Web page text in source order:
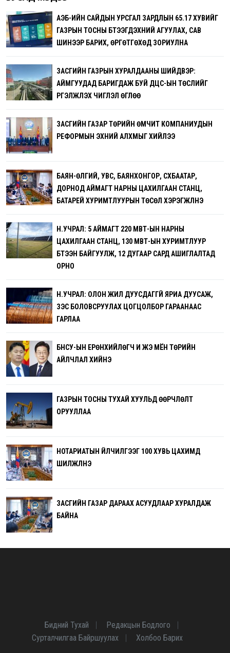
АҮЭБ-ИЙН САЙДЫН УРСГАЛ ЗАРДЛЫН 65.17 ХУВИЙГ
ГАЗРЫН ТОСНЫ БҮТЭЭГДЭХҮҮНИЙ АГУУЛАХ, САВ
ШИНЭЭР БАРИХ, ӨРГӨТГӨХӨД ЗОРИУЛНА
ЗАСГИЙН ГАЗРЫН ХУРАЛДААНЫ ШИЙДВЭР:
АЙМГУУДАД БАРИГДАЖ БУЙ ДЦС-ЫН ТӨСЛИЙГ
ҮРГЭЛЖҮҮЛЭХ ЧИГЛЭЛ ӨГЛӨӨ
ЗАСГИЙН ГАЗАР ТӨРИЙН ӨМЧИТ КОМПАНИУДЫН
РЕФОРМЫН ЭХНИЙ АЛХМЫГ ХИЙЛЭЭ
БАЯН-ӨЛГИЙ, УВС, БАЯНХОНГОР, СҮХБААТАР,
ДОРНОД АЙМАГТ НАРНЫ ЦАХИЛГААН СТАНЦ,
БАТАРЕЙ ХУРИМТЛУУРЫН ТӨСӨЛ ХЭРЭГЖҮҮЛНЭ
Н.УЧРАЛ: 5 АЙМАГТ 220 МВТ-ЫН НАРНЫ
ЦАХИЛГААН СТАНЦ, 130 МВТ-ЫН ХУРИМТЛУУР
БҮТЭЭН БАЙГУУЛЖ, 12 ДУГААР САРД АШИГЛАЛТАД
ОРНО
Н.УЧРАЛ: ОЛОН ЖИЛ ДУУСДАГГҮЙ ЯРИА ДУУСАЖ,
ЗЭС БОЛОВСРУУЛАХ ЦОГЦОЛБОР ГАРААНААС
ГАРЛАА
БНСУ-ЫН ЕРӨНХИЙЛӨГЧ И ЖЭ МЁН ТӨРИЙН
АЙЛЧЛАЛ ХИЙНЭ
ГАЗРЫН ТОСНЫ ТУХАЙ ХУУЛЬД ӨӨРЧЛӨЛТ
ОРУУЛЛАА
НОТАРИАТЫН ҮЙЛЧИЛГЭЭГ 100 ХУВЬ ЦАХИМД
ШИЛЖҮҮЛНЭ
ЗАСГИЙН ГАЗАР ДАРААХ АСУУДЛААР ХУРАЛДАЖ
БАЙНА
Бидний Тухай
Редакцын Бодлого
Сурталчилгаа Байршуулах
Холбоо Барих